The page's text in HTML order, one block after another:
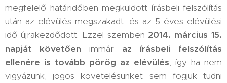
megfelelő határidőben megküldött írásbeli felszólítás
után az elévülés megszakadt, és az 5 éves elévülési
idő újrakezdődött. Ezzel szemben 2014. március 15.
napját követően immár az írásbeli felszólítás
ellenére is tovább pörög az elévülés, így ha nem
vigyázunk, jogos követelésünket sem fogjuk tudni